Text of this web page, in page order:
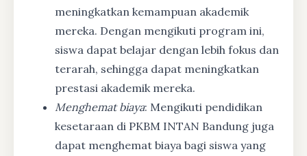
meningkatkan kemampuan akademik
mereka. Dengan mengikuti program ini,
siswa dapat belajar dengan lebih fokus dan
terarah, sehingga dapat meningkatkan
prestasi akademik mereka.
Menghemat biaya: Mengikuti pendidikan
kesetaraan di PKBM INTAN Bandung juga
dapat menghemat biaya bagi siswa yang